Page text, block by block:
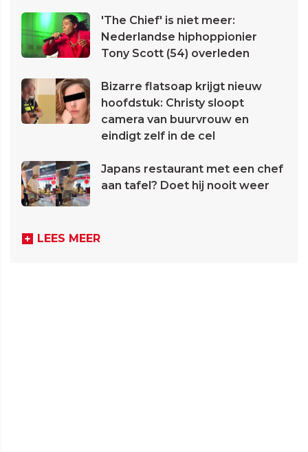
'The Chief' is niet meer:
Nederlandse hiphoppionier
Tony Scott (54) overleden
Bizarre flatsoap krijgt nieuw
hoofdstuk: Christy sloopt
camera van buurvrouw en
eindigt zelf in de cel
Japans restaurant met een chef
aan tafel? Doet hij nooit weer
LEES MEER